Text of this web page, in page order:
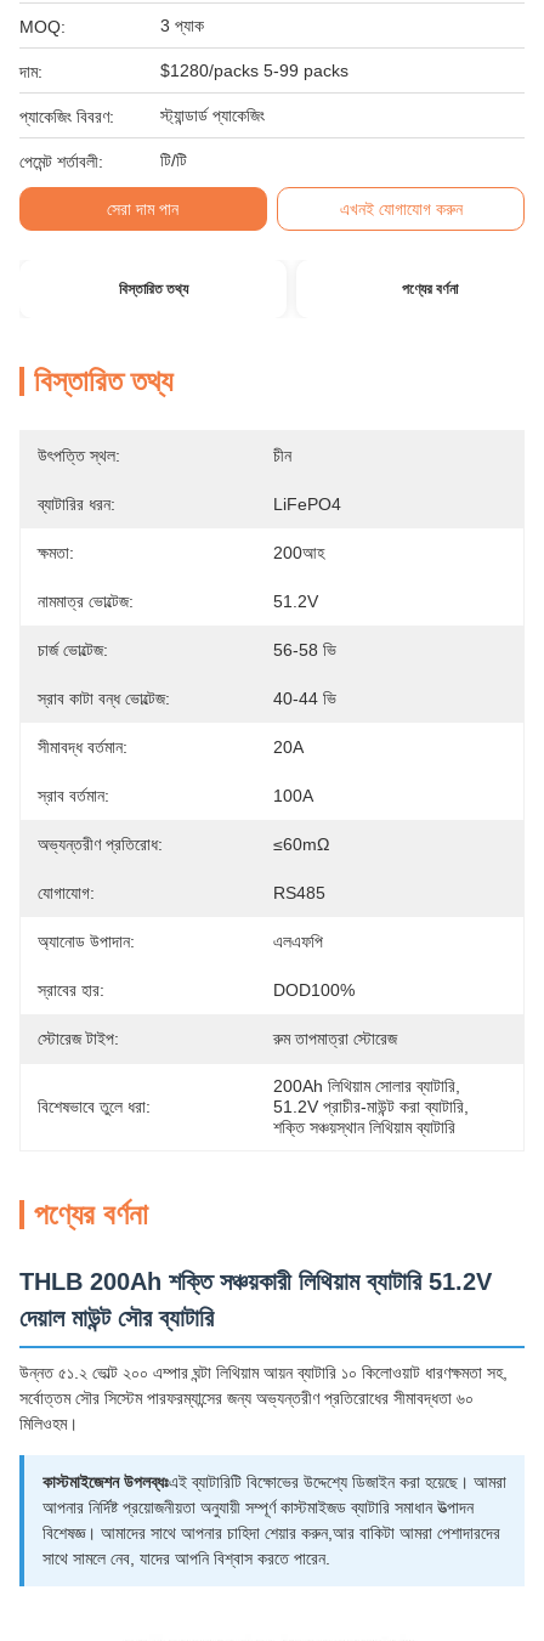
MOQ: 3 প্যাক
দাম: $1280/packs 5-99 packs
প্যাকেজিং বিবরণ: স্ট্যান্ডার্ড প্যাকেজিং
পেমেন্ট শর্তাবলী: টি/টি
সেরা দাম পান এখনই যোগাযোগ করুন
বিস্তারিত তথ্য পণ্যের বর্ণনা
বিস্তারিত তথ্য
উৎপত্তি স্থল: চীন
ব্যাটারির ধরন: LiFePO4
ক্ষমতা: 200আহ
নামমাত্র ভোল্টেজ: 51.2V
চার্জ ভোল্টেজ: 56-58 ভি
স্রাব কাটা বন্ধ ভোল্টেজ: 40-44 ভি
সীমাবদ্ধ বর্তমান: 20A
স্রাব বর্তমান: 100A
অভ্যন্তরীণ প্রতিরোধ: ≤60mΩ
যোগাযোগ: RS485
অ্যানোড উপাদান: এলএফপি
স্রাবের হার: DOD100%
স্টোরেজ টাইপ: রুম তাপমাত্রা স্টোরেজ
বিশেষভাবে তুলে ধরা:
200Ah লিথিয়াম সোলার ব্যাটারি
51.2V প্রাচীর-মাউন্ট করা ব্যাটারি
শক্তি সঞ্চয়স্থান লিথিয়াম ব্যাটারি
পণ্যের বর্ণনা
THLB 200Ah শক্তি সঞ্চয়কারী লিথিয়াম ব্যাটারি 51.2V
দেয়াল মাউন্ট সৌর ব্যাটারি
উন্নত ৫১.২ ভোল্ট ২০০ এম্পার ঘন্টা লিথিয়াম আয়ন ব্যাটারি ১০ কিলোওয়াট ধারণক্ষমতা সহ,
সর্বোত্তম সৌর সিস্টেম পারফরম্যান্সের জন্য অভ্যন্তরীণ প্রতিরোধের সীমাবদ্ধতা ৬০
মিলিওহম।
কাস্টমাইজেশন উপলব্ধঃএই ব্যাটারিটি বিক্ষোভের উদ্দেশ্যে ডিজাইন করা হয়েছে। আমরা
আপনার নির্দিষ্ট প্রয়োজনীয়তা অনুযায়ী সম্পূর্ণ কাস্টমাইজড ব্যাটারি সমাধান উত্পাদন
বিশেষজ্ঞ। আমাদের সাথে আপনার চাহিদা শেয়ার করুন,আর বাকিটা আমরা পেশাদারদের
সাথে সামলে নেব, যাদের আপনি বিশ্বাস করতে পারেন.